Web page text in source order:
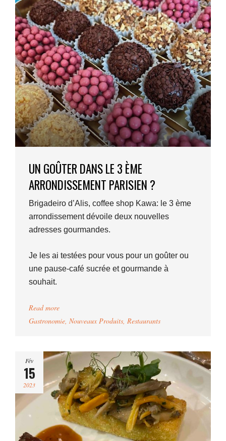
UN GOÛTER DANS LE 3 ÈME
ARRONDISSEMENT PARISIEN ?
Brigadeiro d’Alis, coffee shop Kawa: le 3 ème
arrondissement dévoile deux nouvelles
adresses gourmandes.
Je les ai testées pour vous pour un goûter ou
une pause-café sucrée et gourmande à
souhait.
Read more
Gastronomie, Nouveaux Produits, Restaurants
Fév
15
2023